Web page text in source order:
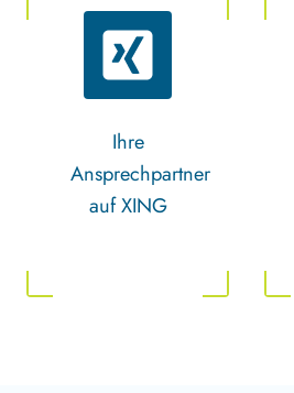
Ihre
Ansprechpartner
auf XING